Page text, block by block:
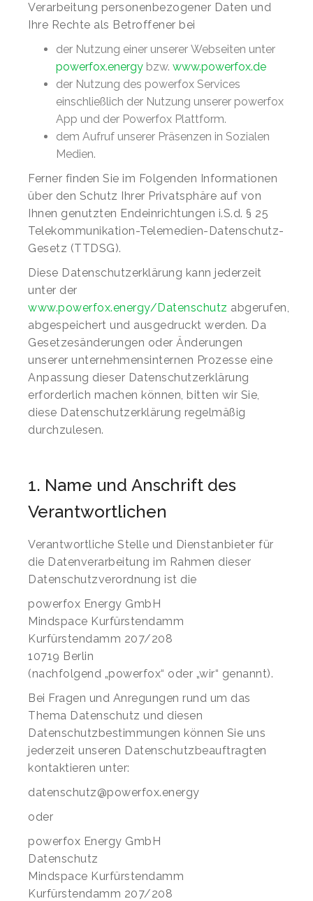
Verarbeitung personenbezogener Daten und
Ihre Rechte als Betroffener bei
der Nutzung einer unserer Webseiten unter
powerfox.energy bzw. www.powerfox.de
der Nutzung des powerfox Services
einschließlich der Nutzung unserer powerfox
App und der Powerfox Plattform.
dem Aufruf unserer Präsenzen in Sozialen
Medien.
Ferner finden Sie im Folgenden Informationen
über den Schutz Ihrer Privatsphäre auf von
Ihnen genutzten Endeinrichtungen i.S.d. § 25
Telekommunikation-Telemedien-Datenschutz-
Gesetz (TTDSG).
Diese Datenschutzerklärung kann jederzeit
unter der
www.powerfox.energy/Datenschutz abgerufen,
abgespeichert und ausgedruckt werden. Da
Gesetzesänderungen oder Änderungen
unserer unternehmensinternen Prozesse eine
Anpassung dieser Datenschutzerklärung
erforderlich machen können, bitten wir Sie,
diese Datenschutzerklärung regelmäßig
durchzulesen.
1. Name und Anschrift des
Verantwortlichen
Verantwortliche Stelle und Dienstanbieter für
die Datenverarbeitung im Rahmen dieser
Datenschutzverordnung ist die
powerfox Energy GmbH
Mindspace Kurfürstendamm
Kurfürstendamm 207/208
10719 Berlin
(nachfolgend „powerfox“ oder „wir“ genannt).
Bei Fragen und Anregungen rund um das
Thema Datenschutz und diesen
Datenschutzbestimmungen können Sie uns
jederzeit unseren Datenschutzbeauftragten
kontaktieren unter:
datenschutz@powerfox.energy
oder
powerfox Energy GmbH
Datenschutz
Mindspace Kurfürstendamm
Kurfürstendamm 207/208